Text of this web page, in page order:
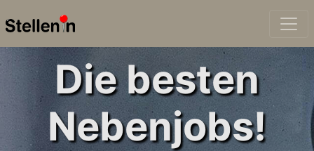
Die besten
Nebenjobs!